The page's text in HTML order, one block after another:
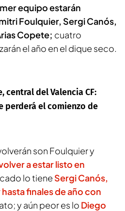
equipo estarán
Foulquier, Sergi Canós,
Copete; cuatro
el año en el dique seco.
central del Valencia CF:
perderá el comienzo de
son Foulquier y
a estar listo en
lo tiene Sergi Canós,
finales de año con
y aún peor es lo Diego